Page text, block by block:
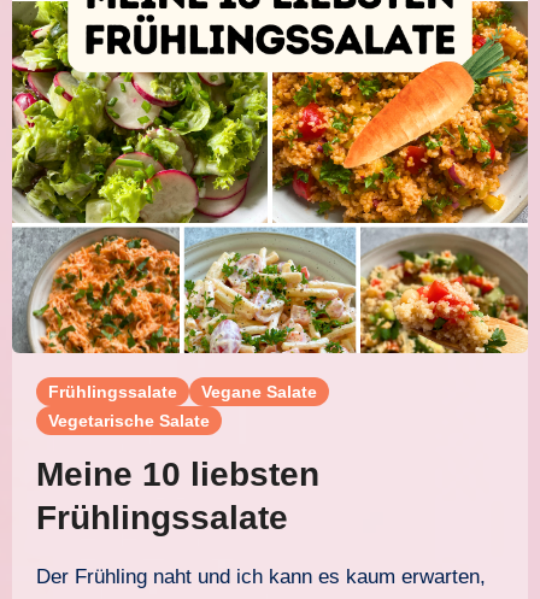
Frühlingssalate
Vegane Salate
Vegetarische Salate
Meine 10 liebsten
Frühlingssalate
Der Frühling naht und ich kann es kaum erwarten,